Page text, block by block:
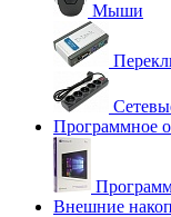
Мыши
Программное
Внешние